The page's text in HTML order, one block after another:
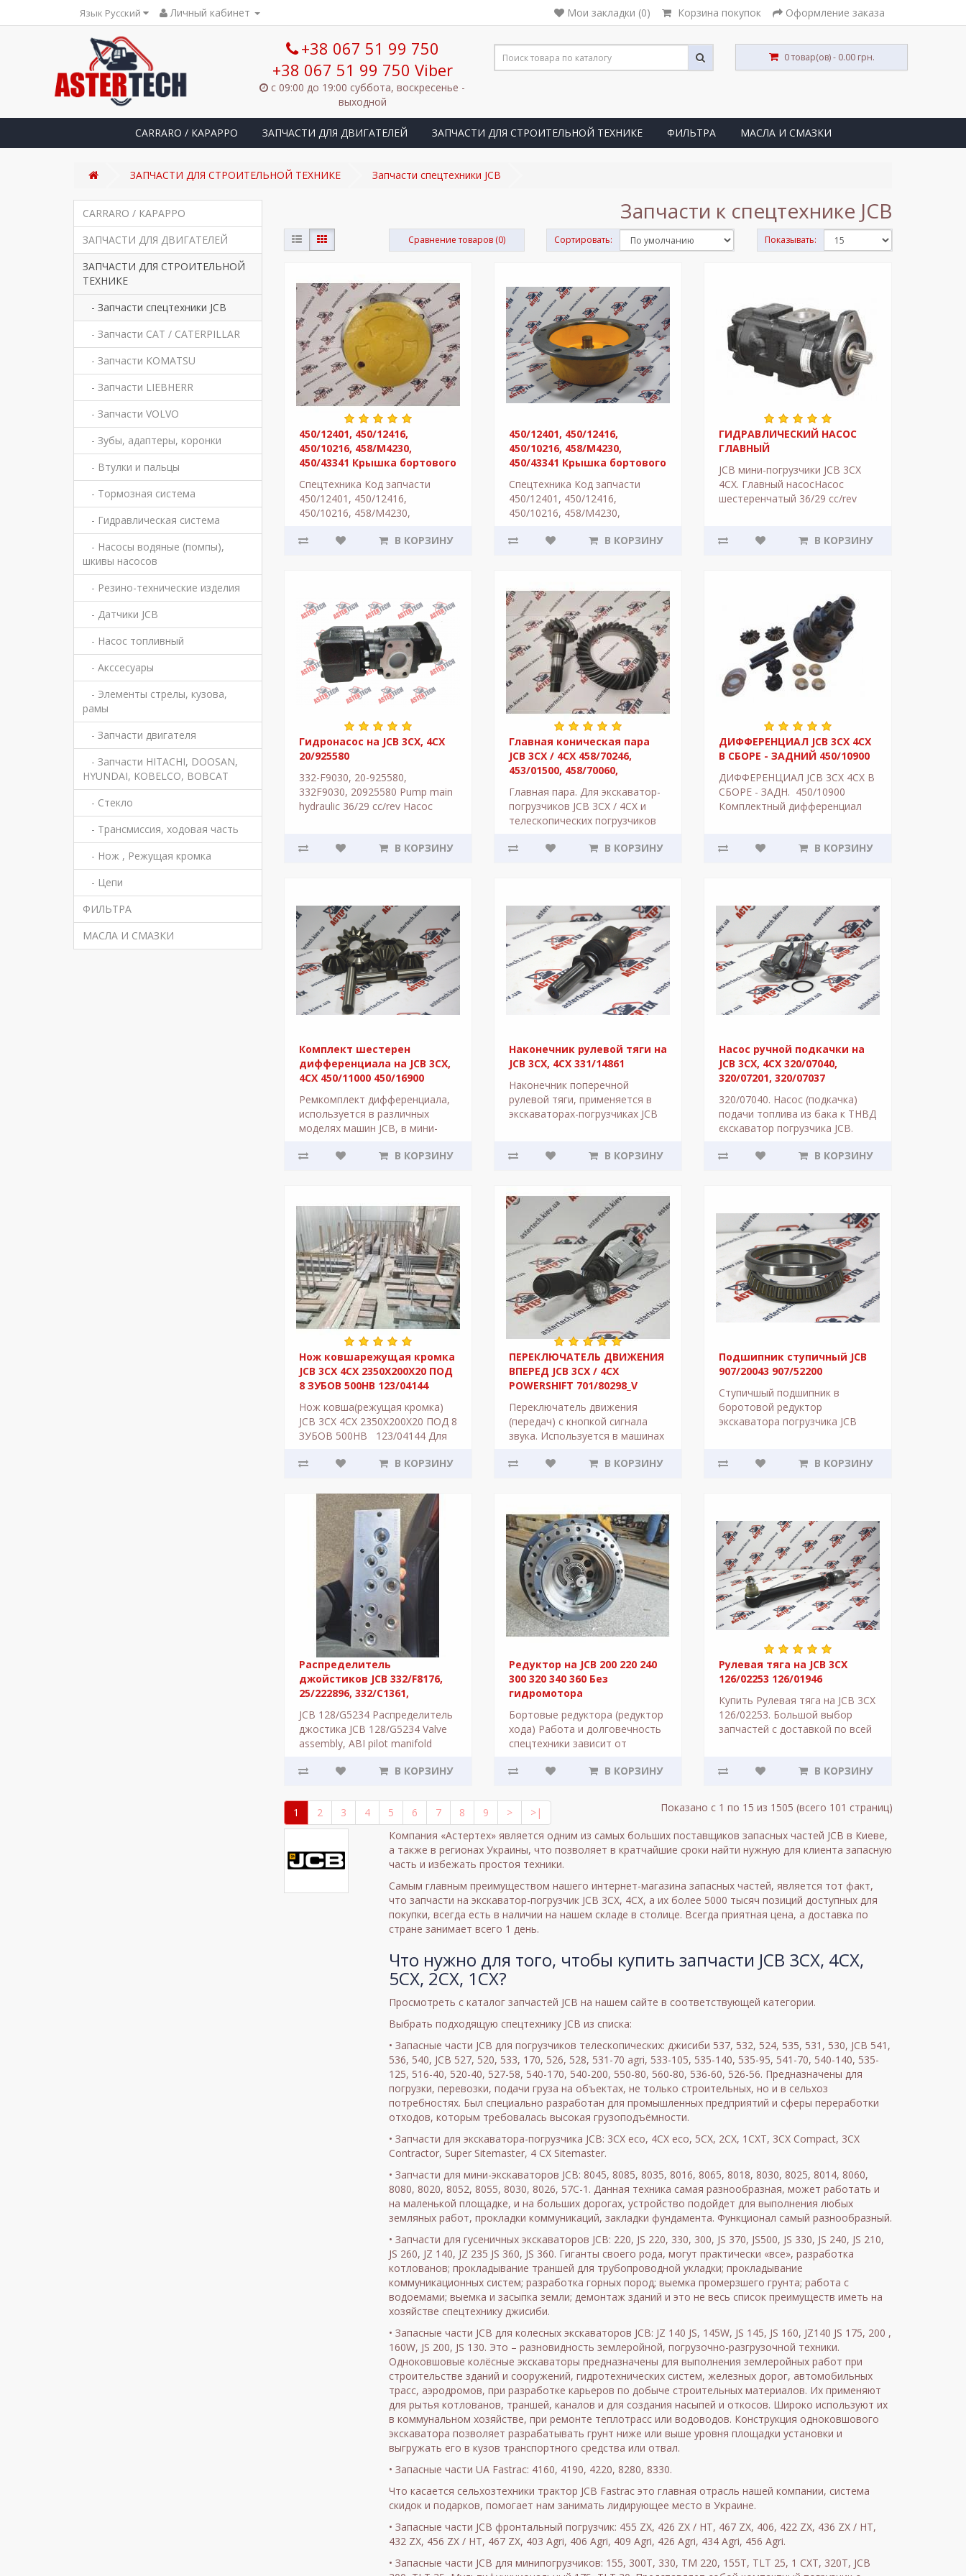
Язык Русский Личный кабинет Мои закладки (0) Корзина покупок Оформление заказа
+38 067 51 99 750
+38 067 51 99 750 Viber
с 09:00 до 19:00 суббота, воскресенье -
выходной
0 товар(ов) - 0.00 грн.
CARRARO / КАРАРРО ЗАПЧАСТИ ДЛЯ ДВИГАТЕЛЕЙ ЗАПЧАСТИ ДЛЯ СТРОИТЕЛЬНОЙ ТЕХНИКЕ ФИЛЬТРА МАСЛА И СМАЗКИ
ЗАПЧАСТИ ДЛЯ СТРОИТЕЛЬНОЙ ТЕХНИКЕ Запчасти спецтехники JCB
CARRARO / КАРАРРО
ЗАПЧАСТИ ДЛЯ ДВИГАТЕЛЕЙ
ЗАПЧАСТИ ДЛЯ СТРОИТЕЛЬНОЙ
ТЕХНИКЕ
- Запчасти спецтехники JCB
- Запчасти CAT / CATERPILLAR
- Запчасти KOMATSU
- Запчасти LIEBHERR
- Запчасти VOLVO
- Зубы, адаптеры, коронки
- Втулки и пальцы
- Тормозная система
- Гидравлическая система
- Насосы водяные (помпы),
шкивы насосов
- Резино-технические изделия
- Датчики JCB
- Насос топливный
- Акссесуары
- Элементы стрелы, кузова,
рамы
- Запчасти двигателя
- Запчасти HITACHI, DOOSAN,
HYUNDAI, KOBELCO, BOBCAT
- Стекло
- Трансмиссия, ходовая часть
- Нож , Режущая кромка
- Цепи
ФИЛЬТРА
МАСЛА И СМАЗКИ
Запчасти к спецтехнике JCB
Сравнение товаров (0) Сортировать: Показывать:
450/12401, 450/12416,
450/10216, 458/M4230,
450/43341 Крышка бортового
Спецтехника Код запчасти
450/12401, 450/12416,
450/10216, 458/M4230,
ступицы колеса. Применяется
В КОРЗИНУ
450/12401, 450/12416,
450/10216, 458/M4230,
450/43341 Крышка бортового
Спецтехника Код запчасти
450/12401, 450/12416,
450/10216, 458/M4230,
ступицы колеса. Применяется
В КОРЗИНУ
ГИДРАВЛИЧЕСКИЙ НАСОС
ГЛАВНЫЙ
JCB мини-погрузчики JCB 3CX
4CX. Главный насосНасос
шестеренчатый 36/29 cc/rev
В КОРЗИНУ
Гидронасос на JCB 3CX, 4CX
20/925580
332-F9030, 20-925580,
332F9030, 20925580 Pump main
hydraulic 36/29 cc/rev Насос
экскаваторы-погрузчики J..
В КОРЗИНУ
Главная коническая пара
JCB 3CX / 4CX 458/70246,
453/01500, 458/70060,
458/70140
Главная пара. Для экскаватор-
погрузчиков JCB 3CX / 4CX и
телескопических погрузчиков
зуба Производитель..В КОРЗИНУ
ДИФФЕРЕНЦИАЛ JCB 3CX 4CX
В СБОРЕ - ЗАДНИЙ 450/10900
ДИФФЕРЕНЦИАЛ JCB 3CX 4CX В
СБОРЕ - ЗАДН. 450/10900
Комплектный дифференциал
погрузчик..
В КОРЗИНУ
Комплект шестерен
дифференциала на JCB 3CX,
4CX 450/11000 450/16900
Ремкомплект дифференциала,
используется в различных
моделях машин JCB, в мини-
505-19, 531-70, 550-140 и мног..
В КОРЗИНУ
Наконечник рулевой тяги на
JCB 3CX, 4CX 331/14861
Наконечник поперечной
рулевой тяги, применяется в
экскаваторах-погрузчиках JCB
331/148..
В КОРЗИНУ
Насос ручной подкачки на
JCB 3CX, 4CX 320/07040,
320/07201, 320/07037
320/07040. Насос (подкачка)
подачи топлива из бака к ТНВД
єкскаватор погрузчика JCB.
DiezelMax JCB-444. Кре..В КОРЗИНУ
Нож ковшарежущая кромка
JCB 3CX 4CX 2350X200X20 ПОД
8 ЗУБОВ 500HB 123/04144
Нож ковша(режущая кромка)
JCB 3CX 4CX 2350X200X20 ПОД 8
ЗУБОВ 500HB 123/04144 Для
погрузчик JCB 3CX / 4CX. Верс..
В КОРЗИНУ
ПЕРЕКЛЮЧАТЕЛЬ ДВИЖЕНИЯ
ВПЕРЕД JCB 3CX / 4CX
POWERSHIFT 701/80298_V
Переключатель движения
(передач) с кнопкой сигнала
звука. Используется в машинах
таких как экскаватор-погрузчик
В КОРЗИНУ
Подшипник ступичный JCB
907/20043 907/52200
Ступичшый подшипник в
боротовой редуктор
экскаватора погрузчика JCB
В КОРЗИНУ
Распределитель
джойстиков JCB 332/F8176,
25/222896, 332/C1361,
333/C4920
JCB 128/G5234 Распределитель
джостика JCB 128/G5234 Valve
assembly, ABI pilot manifold
NV/150R РаспределительВ КОРЗИНУ
Редуктор на JCB 200 220 240
300 320 340 360 Без
гидромотора
Бортовые редуктора (редуктор
хода) Работа и долговечность
спецтехники зависит от
Важную роль в трансмиссии
В КОРЗИНУ
Рулевая тяга на JCB 3CX
126/02253 126/01946
Купить Рулевая тяга на JCB 3CX
126/02253. Большой выбор
запчастей с доставкой по всей
В КОРЗИНУ
1 2 3 4 5 6 7 8 9 > >| Показано с 1 по 15 из 1505 (всего 101 страниц)
Компания «Астертех» является одним из самых больших поставщиков запасных частей JCB в Киеве,
а также в регионах Украины, что позволяет в кратчайшие сроки найти нужную для клиента запасную
часть и избежать простоя техники.
Самым главным преимуществом нашего интернет-магазина запасных частей, является тот факт,
что запчасти на экскаватор-погрузчик JCB 3CX, 4CX, а их более 5000 тысяч позиций доступных для
покупки, всегда есть в наличии на нашем складе в столице. Всегда приятная цена, а доставка по
стране занимает всего 1 день.
Что нужно для того, чтобы купить запчасти JCB 3CX, 4CX,
5CX, 2CX, 1CX?
Просмотреть с каталог запчастей JCB на нашем сайте в соответствующей категории.
Выбрать подходящую спецтехнику JCB из списка:
• Запасные части JCB для погрузчиков телескопических: джисиби 537, 532, 524, 535, 531, 530, JCB 541,
536, 540, JCB 527, 520, 533, 170, 526, 528, 531-70 agri, 533-105, 535-140, 535-95, 541-70, 540-140, 535-
125, 516-40, 520-40, 527-58, 540-170, 540-200, 550-80, 560-80, 536-60, 526-56. Предназначены для
погрузки, перевозки, подачи груза на объектах, не только строительных, но и в сельхоз
потребностях. Был специально разработан для промышленных предприятий и сферы переработки
отходов, которым требовалась высокая грузоподъёмности.
• Запчасти для экскаватора-погрузчика JCB: 3CX eco, 4CX eco, 5CX, 2CX, 1CXT, 3CX Compact, 3CX
Contractor, Super Sitemaster, 4 CX Sitemaster.
• Запчасти для мини-экскаваторов JCB: 8045, 8085, 8035, 8016, 8065, 8018, 8030, 8025, 8014, 8060,
8080, 8020, 8052, 8055, 8030, 8026, 57C-1. Данная техника самая разнообразная, может работать и
на маленькой площадке, и на больших дорогах, устройство подойдет для выполнения любых
земляных работ, прокладки коммуникаций, закладки фундамента. Функционал самый разнообразный.
• Запчасти для гусеничных экскаваторов JCB: 220, JS 220, 330, 300, JS 370, JS500, JS 330, JS 240, JS 210,
JS 260, JZ 140, JZ 235 JS 360, JS 360. Гиганты своего рода, могут практически «все», разработка
котлованов; прокладывание траншей для трубопроводной укладки; прокладывание
коммуникационных систем; разработка горных пород; выемка промерзшего грунта; работа с
водоемами; выемка и засыпка земли; демонтаж зданий и это не весь список преимуществ иметь на
хозяйстве спецтехнику джисиби.
• Запасные части JCB для колесных экскаваторов JCB: JZ 140 JS, 145W, JS 145, JS 160, JZ140 JS 175, 200 ,
160W, JS 200, JS 130. Это – разновидность землеройной, погрузочно-разгрузочной техники.
Одноковшовые колёсные экскаваторы предназначены для выполнения землеройных работ при
строительстве зданий и сооружений, гидротехнических систем, железных дорог, автомобильных
трасс, аэродромов, при разработке карьеров по добыче строительных материалов. Их применяют
для рытья котлованов, траншей, каналов и для создания насыпей и откосов. Широко используют их
в коммунальном хозяйстве, при ремонте теплотрасс или водоводов. Конструкция одноковшового
экскаватора позволяет разрабатывать грунт ниже или выше уровня площадки установки и
выгружать его в кузов транспортного средства или отвал.
• Запасные части UA Fastrac: 4160, 4190, 4220, 8280, 8330.
Что касается сельхозтехники трактор JCB Fastrac это главная отрасль нашей компании, система
скидок и подарков, помогает нам занимать лидирующее место в Украине.
• Запасные части JCB фронтальный погрузчик: 455 ZX, 426 ZX / HT, 467 ZX, 406, 422 ZX, 436 ZX / HT,
432 ZX, 456 ZX / HT, 467 ZX, 403 Agri, 406 Agri, 409 Agri, 426 Agri, 434 Agri, 456 Agri.
• Запасные части JCB для минипогрузчиков: 155, 300T, 330, TM 220, 155T, TLT 25, 1 CXT, 320T, JCB